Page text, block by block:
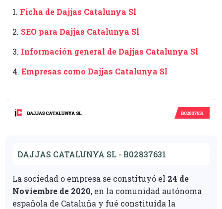
1. Ficha de Dajjas Catalunya Sl
2. SEO para Dajjas Catalunya Sl
3. Información general de Dajjas Catalunya Sl
4. Empresas como Dajjas Catalunya Sl
DAJJAS CATALUNYA SL - B02837631
La sociedad o empresa se constituyó el 24 de
Noviembre de 2020, en la comunidad autónoma
española de Cataluña y fué constituida la